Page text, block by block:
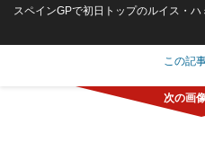
スペインGPで初日トップのルイス・ハ
この記